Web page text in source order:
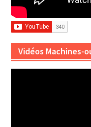
Vidéos Machines-